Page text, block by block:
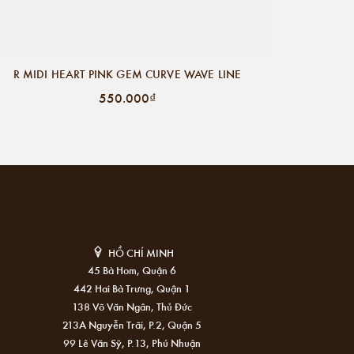
R MIDI HEART PINK GEM CURVE WAVE LINE
550.000₫
HỒ CHÍ MINH
45 Bà Hom, Quận 6
442 Hai Bà Trưng, Quận 1
138 Võ Văn Ngân, Thủ Đức
213A Nguyễn Trãi, P.2, Quận 5
99 Lê Văn Sỹ, P.13, Phú Nhuận